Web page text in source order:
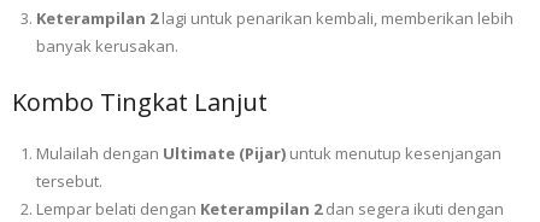
Keterampilan 2lagi untuk penarikan kembali, memberikan lebih
banyak kerusakan.
Kombo Tingkat Lanjut
Mulailah dengan Ultimate (Pijar) untuk menutup kesenjangan
tersebut.
Lempar belati dengan Keterampilan 2dan segera ikuti dengan